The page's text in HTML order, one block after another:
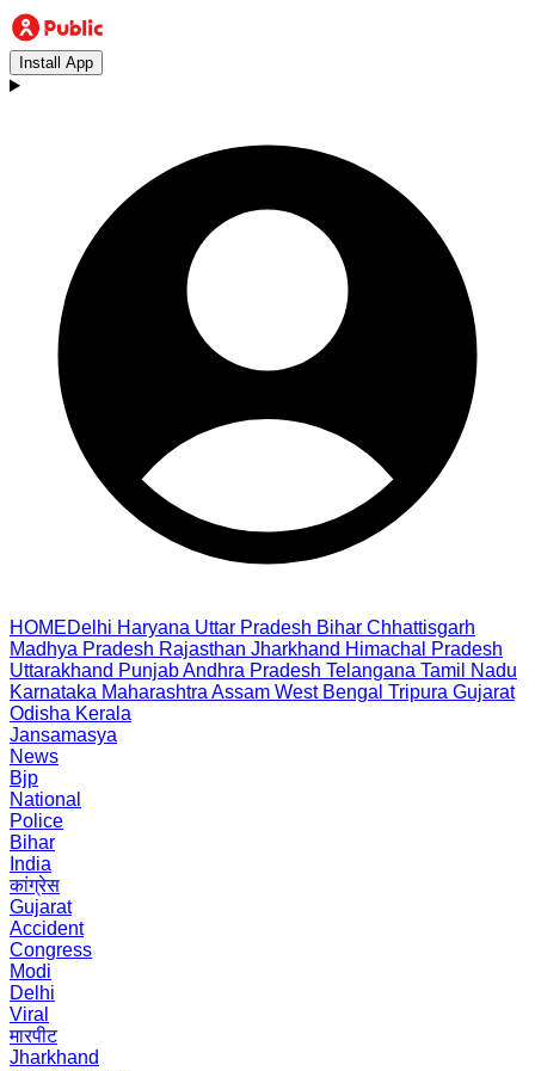
Install App
HOMEDelhi Haryana Uttar Pradesh Bihar Chhattisgarh
Madhya Pradesh Rajasthan Jharkhand Himachal Pradesh
Uttarakhand PunjabAndhra Pradesh Telangana Tamil Nadu
Karnataka Maharashtra Assam West Bengal Tripura Gujarat
Odisha Kerala
Jansamasya
News
Bjp
National
Police
Bihar
India
कांग्रेस
Gujarat
Accident
Congress
Modi
Delhi
Viral
मारपीट
Jharkhand